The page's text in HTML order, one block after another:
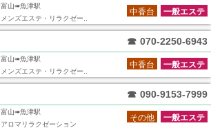
富山➠魚津駅
メンズエステ・リラクゼー..
一般エステ
中香台
☎ 070-2250-6943
富山➠魚津駅
メンズエステ・リラクゼー..
一般エステ
中香台
☎ 090-9153-7999
富山➠魚津駅
アロマリラクゼーション
一般エステ
その他